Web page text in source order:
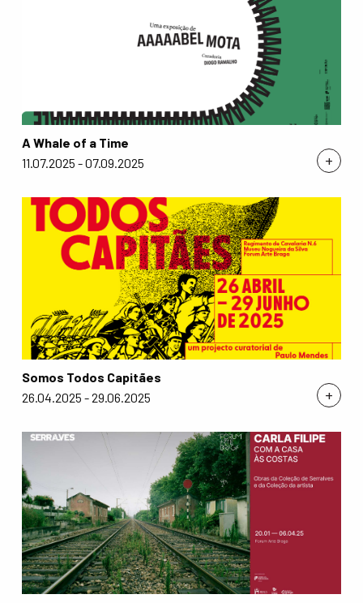
+
A Whale of a Time
11.07.2025 - 07.09.2025
+
Somos Todos Capitães
26.04.2025 - 29.06.2025